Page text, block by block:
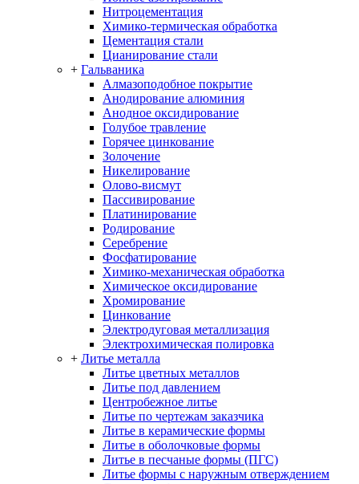
Нитроцементация
Химико-термическая обработка
Цементация стали
Цианирование стали
+ Гальваника
Алмазоподобное покрытие
Анодирование алюминия
Анодное оксидирование
Голубое травление
Горячее цинкование
Золочение
Никелирование
Олово-висмут
Пассивирование
Платинирование
Родирование
Серебрение
Фосфатирование
Химико-механическая обработка
Химическое оксидирование
Хромирование
Цинкование
Электродуговая металлизация
Электрохимическая полировка
+ Литье металла
Литье цветных металлов
Литье под давлением
Центробежное литье
Литье по чертежам заказчика
Литье в керамические формы
Литье в оболочковые формы
Литье в песчаные формы (ПГС)
Литье формы с наружным отверждением